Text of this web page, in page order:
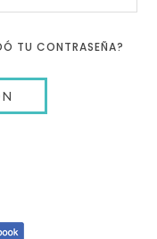
TU CONTRASEÑA?